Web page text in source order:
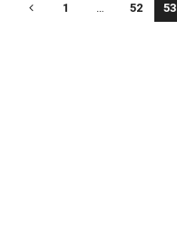
1 … 52 53